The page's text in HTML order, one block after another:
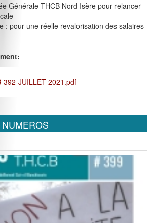
Générale THCB Nord Isère pour relancer
: pour une réelle revalorisation des salaires
392-JUILLET-2021.pdf